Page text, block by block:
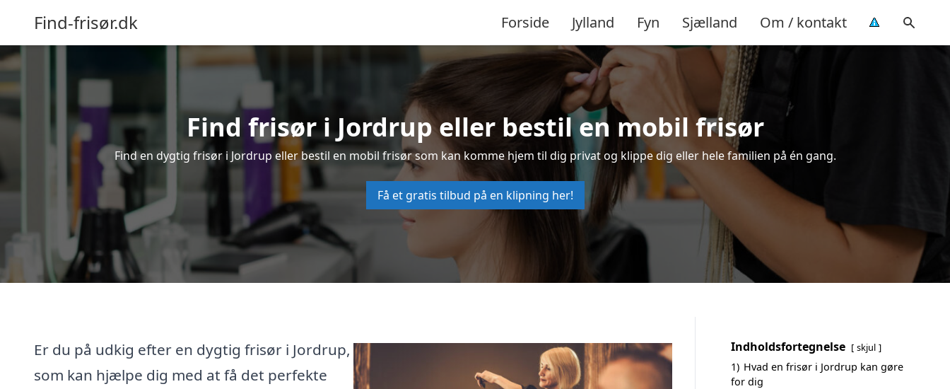
Find-frisør.dk Forside Jylland Fyn Sjælland Om / kontakt
Find frisør i Jordrup eller bestil en mobil frisør
Find en dygtig frisør i Jordrup eller bestil en mobil frisør som kan komme hjem til dig privat og klippe dig eller hele familien på én gang.
Få et gratis tilbud på en klipning her!
Er du på udkig efter en dygtig frisør i Jordrup,
som kan hjælpe dig med at få det perfekte
Indholdsfortegnelse skjul
1) Hvad en frisør i Jordrup kan gøre
for dig